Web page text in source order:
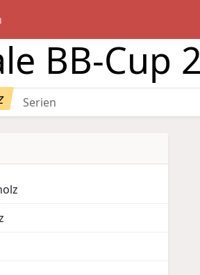
BB-Cup
Serien